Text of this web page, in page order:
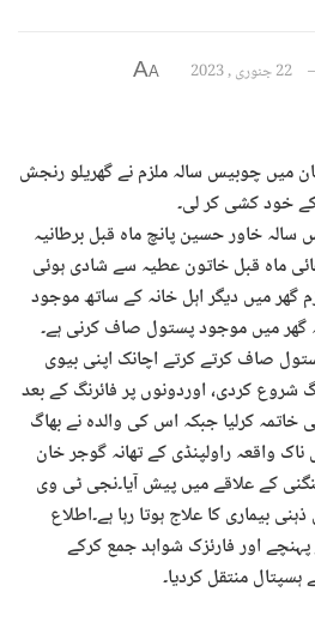
22 جنوری , 2023 A
A
میں چوبیس سالہ ملزم نے گھریلو رنجش
خود کشی کر لی۔
خاور حسین پانچ ماہ قبل برطانیہ
ماہ قبل خاتون عطیہ سے شادی ہوئی
گھر میں دیگر اہل خانہ کے ساتھ موجود
گھر میں موجود پستول صاف کرنی ہے۔
صاف کرتے کرتے اچانک اپنی بیوی
شروع کردی، اوردونوں پر فائرنگ کے بعد
خاتمہ کرلیا جبکہ اس کی والدہ نے بھاگ
واقعہ راولپنڈی کے تھانہ گوجر خان
کے علاقے میں پیش آیا۔نجی ٹی وی
بیماری کا علاج ہوتا رہا ہے۔اطلاع
اور فارئزک شواہد جمع کرکے
منتقل کردیا۔